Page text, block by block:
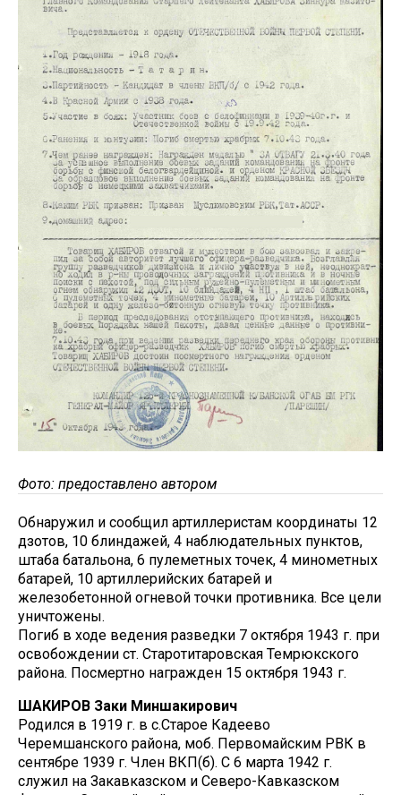
Фото: предоставлено автором
Обнаружил и сообщил артиллеристам координаты 12
дзотов, 10 блиндажей, 4 наблюдательных пунктов,
штаба батальона, 6 пулеметных точек, 4 минометных
батарей, 10 артиллерийских батарей и
железобетонной огневой точки противника. Все цели
уничтожены.
Погиб в ходе ведения разведки 7 октября 1943 г. при
освобождении ст. Старотитаровская Темрюкского
района. Посмертно награжден 15 октября 1943 г.
ШАКИРОВ Заки Миншакирович
Родился в 1919 г. в с.Старое Кадеево
Черемшанского района, моб. Первомайским РВК в
сентябре 1939 г. Член ВКП(б). С 6 марта 1942 г.
служил на Закавказском и Северо-Кавказском